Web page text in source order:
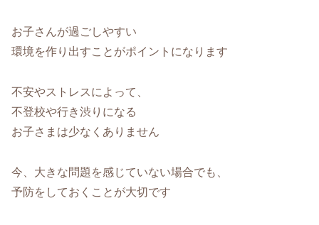
お子さんが過ごしやすい
環境を作り出すことがポイントになります
不安やストレスによって、
不登校や行き渋りになる
お子さまは少なくありません
今、大きな問題を感じていない場合でも、
予防をしておくことが大切です